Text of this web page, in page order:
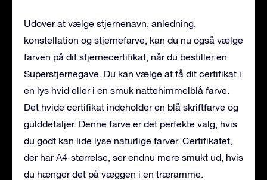
Udover at vælge stjernenavn, anledning,
konstellation og stjernefarve, kan du nu også vælge
farven på dit stjernecertifikat, når du bestiller en
Superstjernegave. Du kan vælge at få dit certifikat i
en lys hvid eller i en smuk nattehimmelblå farve.
Det hvide certifikat indeholder en blå skriftfarve og
gulddetaljer. Denne farve er det perfekte valg, hvis
du godt kan lide lyse naturlige farver. Certifikatet,
der har A4-størrelse, ser endnu mere smukt ud, hvis
du hænger det på væggen i en træramme.